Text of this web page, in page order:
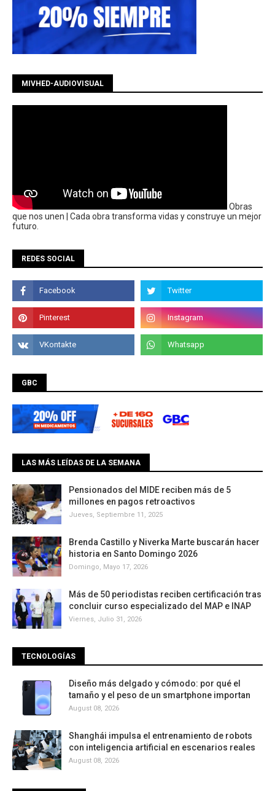
MIVHED-AUDIOVISUAL
Obras
que nos unen | Cada obra transforma vidas y construye un mejor
futuro.
REDES SOCIAL
GBC
LAS MÁS LEÍDAS DE LA SEMANA
Pensionados del MIDE reciben más de 5
millones en pagos retroactivos
Jueves, Septiembre 11, 2025
Brenda Castillo y Niverka Marte buscarán hacer
historia en Santo Domingo 2026
Domingo, Mayo 17, 2026
Más de 50 periodistas reciben certificación tras
concluir curso especializado del MAP e INAP
Viernes, Julio 31, 2026
TECNOLOGÍAS
Diseño más delgado y cómodo: por qué el
tamaño y el peso de un smartphone importan
August 08, 2026
Shanghái impulsa el entrenamiento de robots
con inteligencia artificial en escenarios reales
August 08, 2026